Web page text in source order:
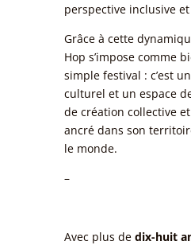
perspective inclusive
Grâce à cette
Hop s’impose comme
simple festival : c’est
culturel et un espace
de création collective
ancré dans son
le monde.
–
Avec plus de dix-huit